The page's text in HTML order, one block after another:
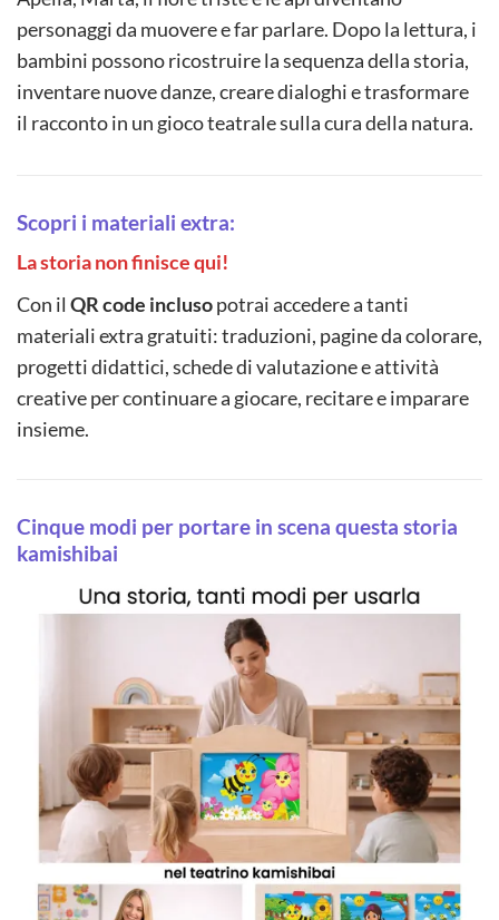
personaggi da muovere e far parlare. Dopo la lettura, i
bambini possono ricostruire la sequenza della storia,
inventare nuove danze, creare dialoghi e trasformare
il racconto in un gioco teatrale sulla cura della natura.
Scopri i materiali extra:
La storia non finisce qui!
Con il QR code inclusopotrai accedere a tanti
materiali extra gratuiti: traduzioni, pagine da colorare,
progetti didattici, schede di valutazione e attività
creative per continuare a giocare, recitare e imparare
insieme.
Cinque modi per portare in scena questa storia
kamishibai